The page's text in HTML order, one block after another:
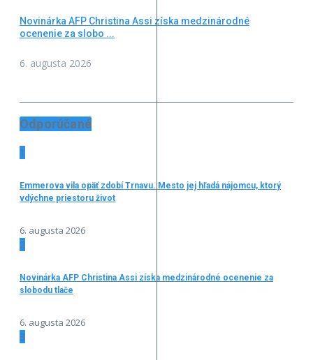
Novinárka AFP Christina Assi získa medzinárodné
ocenenie za slobo ...
6. augusta 2026
Odporúčané
1
Emmerova vila opäť zdobí Trnavu. Mesto jej hľadá nájomcu, ktorý
vdýchne priestoru život
6. augusta 2026
2
Novinárka AFP Christina Assi získa medzinárodné ocenenie za
slobodu tlače
6. augusta 2026
3